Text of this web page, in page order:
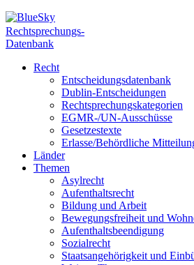
Rechtsprechungs-
Datenbank
Recht
Entscheidungsdatenbank
Dublin-Entscheidungen
Rechtsprechungskategorien
EGMR-/UN-Ausschüsse
Gesetzestexte
Erlasse/Behördliche
Länder
Themen
Asylrecht
Aufenthaltsrecht
Bildung und Arbeit
Bewegungsfreiheit und
Aufenthaltsbeendigung
Sozialrecht
Staatsangehörigkeit und